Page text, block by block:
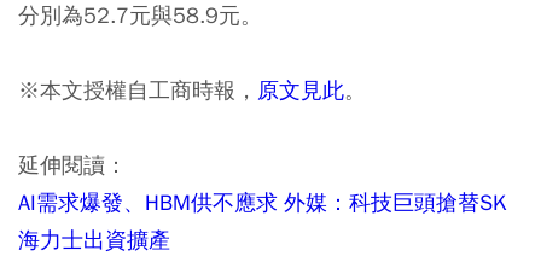
分別為52.7元與58.9元。
※本文授權自工商時報， 原文見此。
延伸閱讀：
AI需求爆發、HBM供不應求 外媒：科技巨頭搶替SK
海力士出資擴產